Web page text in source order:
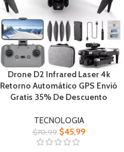
Drone D2 Infrared Laser 4k
Retorno Automático GPS Envió
Gratis 35% De Descuento
TECNOLOGIA
$70,99 $45,99